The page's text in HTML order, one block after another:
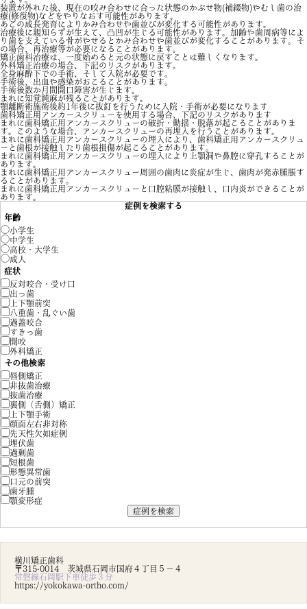
装置が外れた後、現在の咬み合わせに合った状態のかぶせ物(補綴物)やむし歯の治
療(修復物)などをやりなおす可能性があります。
あごの成長発育によりかみ合わせや歯並びが変化する可能性があります。
治療後に親知らずが生えて、凸凹が生じる可能性があります。加齢や歯周病等によ
り歯を支えている骨がやせるとかみ合わせや歯並びが変化することがあります。そ
の場合、再治療等が必要になることがあります。
矯正歯科治療は、一度始めると元の状態に戻すことは難しくなります。
外科矯正治療の場合、下記のリスクがあります。
全身麻酔下での手術、そして入院が必要です。
手術後、出血や感染がおこることがあります。
手術後数か月間開口障害が生じます。
まれに知覚鈍麻が残ることがあります。
顎離断術施術後約1年後に抜釘を行うために入院・手術が必要になります
歯科矯正用アンカースクリューを使用する場合、下記のリスクがあります
まれに歯科矯正用アンカースクリューの破折・動揺・脱落が起こることがありま
す。このような場合、アンカースクリューの再埋入を行うことがあります。
まれに歯科矯正用アンカースクリューの埋入により、歯科矯正用アンカースクリュ
ーと歯根が接触したり歯根損傷が起こることがあります。
まれに歯科矯正用アンカースクリューの埋入により上顎洞や鼻腔に穿孔することが
あります。
まれに歯科矯正用アンカースクリュー周囲の歯肉に炎症が生じ、歯肉が発赤腫脹す
ることがあります。
まれに歯科矯正用アンカースクリューと口腔粘膜が接触し、口内炎ができることが
あります。
症例を検索する
年齢
小学生
中学生
高校・大学生
成人
症状
反対咬合・受け口
出っ歯
上下顎前突
八重歯・乱ぐい歯
過蓋咬合
すきっ歯
開咬
外科矯正
その他検索
唇側矯正
非抜歯治療
抜歯治療
裏側（舌側）矯正
上下顎手術
顔面左右非対称
先天性欠如症例
埋伏歯
過剰歯
短根歯
形態異常歯
口元の前突
歯牙腫
顎変形症
横川矯正歯科
〒315-0014 茨城県石岡市国府４丁目５－４
常磐線石岡駅下車徒歩３分
https://yokokawa-ortho.com/